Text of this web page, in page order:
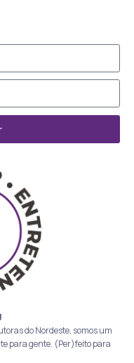
do Nordeste, somos um
para gente. (Per)feito para